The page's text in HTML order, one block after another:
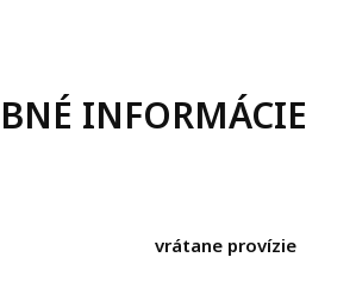
INFORMÁCIE
vrátane provízie